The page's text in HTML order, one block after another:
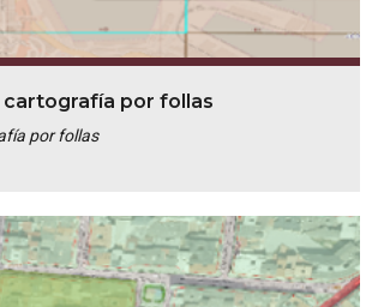
por follas
por follas